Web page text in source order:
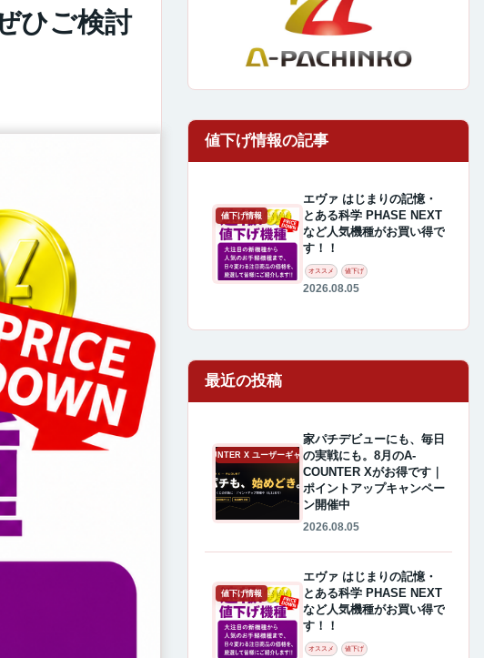
ひご検討
値下げ情報
エヴァ はじまりの記憶・
とある科学 PHASE NEXT
など人気機種がお買い得で
す！！
オススメ 値下げ
2026.08.05
最近の投稿
A-COUNTER X ユーザーギャラリー
家パチデビューにも、毎日
の実戦にも。8月のA-
COUNTER Xがお得です｜
ポイントアップキャンペー
ン開催中
2026.08.05
値下げ情報
エヴァ はじまりの記憶・
とある科学 PHASE NEXT
など人気機種がお買い得で
す！！
オススメ 値下げ